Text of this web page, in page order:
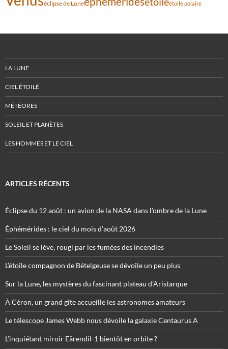
éclipse de Lune étoile polaire
LA LUNE
CIEL ÉTOILÉ
MÉTÉORES
SOLEIL ET PLANÈTES
LES HOMMES ET LE CIEL
ARTICLES RÉCENTS
Éclipse du 12 août : un avion de la NASA dans l’ombre de la Lune
Éphémérides : le ciel du mois d’août 2026
Le Soleil se lève, rougi par les fumées des incendies
L’étoile compagnon de Bételgeuse se dévoile un peu plus
Sur la Lune, les mystères du fascinant plateau d’Aristarque
À Céron, un grand gîte accueille les astronomes amateurs
Le télescope James Webb nous dévoile la galaxie Centaurus A
L’inquiétant miroir Eärendil-1 bientôt en orbite ?